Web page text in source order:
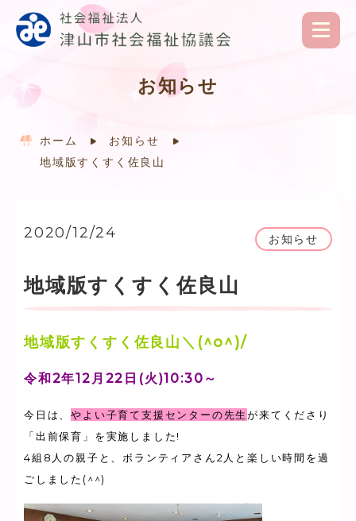
お知らせ
ホーム
お知らせ
地域版すくすく佐良山
2020/12/24 お知らせ
地域版すくすく佐良山
地域版すくすく佐良山＼(^o^)/
令和2年12月22日(火)10:30～
今日は、やよい子育て支援センターの先生が来てくださり
「出前保育」を実施しました!
4組8人の親子と、ボランティアさん2人と楽しい時間を過
ごしました(^^)